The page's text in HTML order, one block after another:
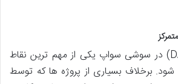
ساختار غیرمتمرکز (DAO) در سوشی سواپ یکی از مهم ترین نقاط
برخلاف بسیاری از پروژه ها که توسط